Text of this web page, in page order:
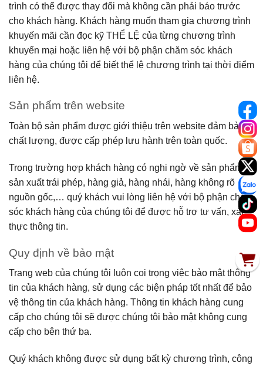
trình có thể được thay đổi mà không cần phải báo trước
cho khách hàng. Khách hàng muốn tham gia chương trình
khuyến mãi cần đọc kỹ THỂ LỆ của từng chương trình
khuyến mại hoặc liên hệ với bộ phận chăm sóc khách
hàng của chúng tôi để biết thể lệ chương trình tại thời điểm
liên hệ.
Sản phẩm trên website
Toàn bộ sản phẩm được giới thiệu trên website đảm bảo
chất lượng, được cấp phép lưu hành trên toàn quốc.
Trong trường hợp khách hàng có nghi ngờ về sản phẩm
sản xuất trái phép, hàng giả, hàng nhái, hàng không rõ
nguồn gốc,… quý khách vui lòng liên hệ với bộ phận chăm
sóc khách hàng của chúng tôi để được hỗ trợ tư vấn, xác
thực thông tin.
Quy định về bảo mật
Trang web của chúng tôi luôn coi trọng việc bảo mật thông
tin của khách hàng, sử dụng các biện pháp tốt nhất để bảo
vệ thông tin của khách hàng. Thông tin khách hàng cung
cấp cho chúng tôi sẽ được chúng tôi bảo mật không cung
cấp cho bên thứ ba.
Quý khách không được sử dụng bất kỳ chương trình, công